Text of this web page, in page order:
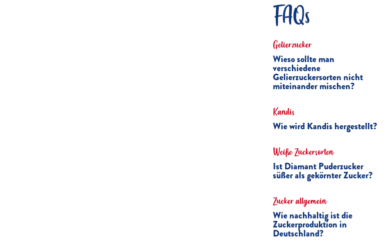
FAQs
Gelierzucker
Wieso sollte man
verschiedene
Gelierzuckersorten nicht
miteinander mischen?
Kandis
Wie wird Kandis hergestellt?
Weiße Zuckersorten
Ist Diamant Puderzucker
süßer als gekörnter Zucker?
Zucker allgemein
Wie nachhaltig ist die
Zuckerproduktion in
Deutschland?